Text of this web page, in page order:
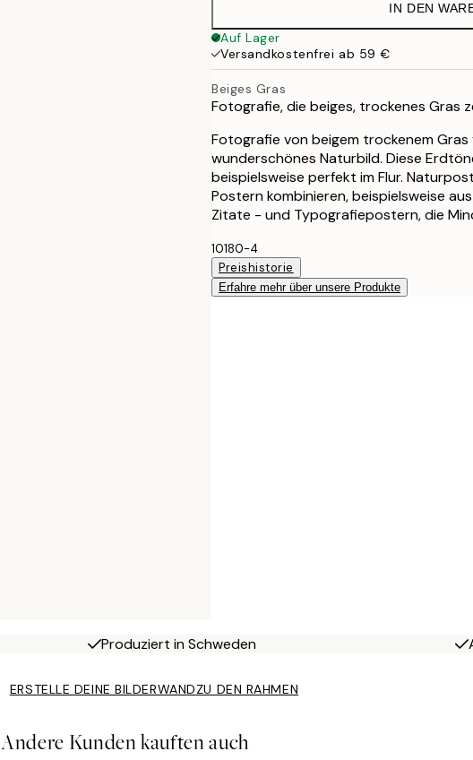
IN DEN
Auf Lager
Versandkostenfrei ab 59 €
Beiges Gras
Fotografie, die beiges, trockenes Gras
Fotografie von beigem trockenem
wunderschönes Naturbild. Diese
beispielsweise perfekt im Flur.
Postern kombinieren, beispielsweise
Zitate - und Typografiepostern, die
10180-4
Preishistorie
Erfahre mehr über unsere Produkte
Produziert in Schweden
ERSTELLE DEINE BILDERWANDZU DEN RAHMEN
Andere Kunden kauften auch